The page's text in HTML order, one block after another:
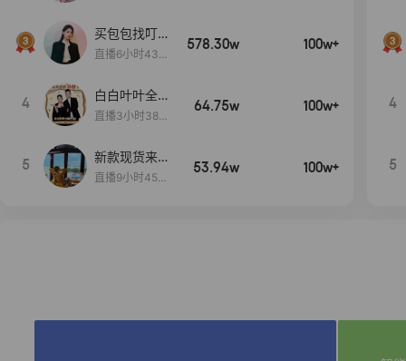
意！
买包包找叮
当,一折购！
直播6小时43分
578.30w 100w+
4
白白叶叶全品
类好物补贴节
直播3小时38分
64.75w 100w+
5
新款现货来了
～
直播9小时45分
53.94w 100w+
4
5